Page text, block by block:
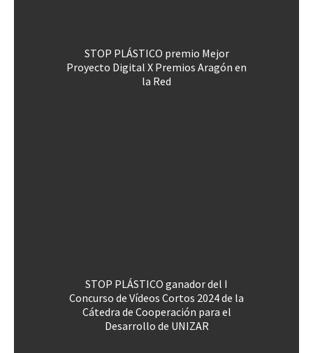
STOP PLÁSTICO premio Mejor
Proyecto Digital X Premios Aragón en
la Red
STOP PLÁSTICO ganador del I
Concurso de Vídeos Cortos 2024 de la
Cátedra de Cooperación para el
Desarrollo de UNIZAR